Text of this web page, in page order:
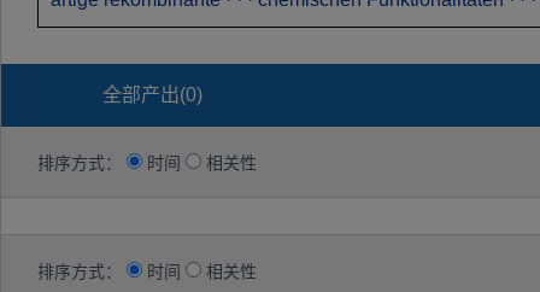
全部产出(0)
排序方式： 时间 相关性
排序方式： 时间 相关性